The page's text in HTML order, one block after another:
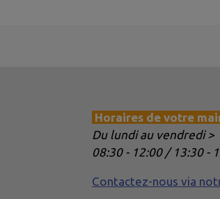
Horaires de votre
Du lundi au vendredi >
08:30 - 12:00 / 13:30 -
Contactez-nous via